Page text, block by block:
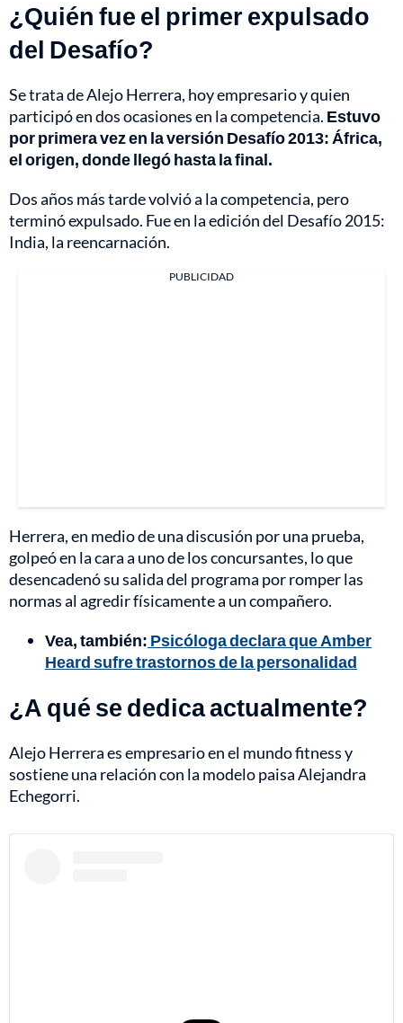
¿Quién fue el primer expulsado
del Desafío?
Se trata de Alejo Herrera, hoy empresario y quien
participó en dos ocasiones en la competencia. Estuvo
por primera vez en la versión Desafío 2013: África,
el origen, donde llegó hasta la final.
Dos años más tarde volvió a la competencia, pero
terminó expulsado. Fue en la edición del Desafío 2015:
India, la reencarnación.
PUBLICIDAD
Herrera, en medio de una discusión por una prueba,
golpeó en la cara a uno de los concursantes, lo que
desencadenó su salida del programa por romper las
normas al agredir físicamente a un compañero.
Vea, también: Psicóloga declara que Amber
Heard sufre trastornos de la personalidad
¿A qué se dedica actualmente?
Alejo Herrera es empresario en el mundo fitness y
sostiene una relación con la modelo paisa Alejandra
Echegorri.